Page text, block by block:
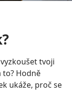
tvoji
to? Hodně
ukáže, proč se